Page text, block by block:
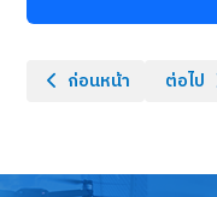
เนื้อหาก่อนหน้า: คู่มือก
ก่อนหน้า เนื้อห
ต่อไป